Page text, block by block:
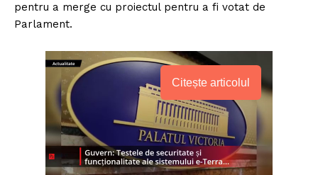
pentru a merge cu proiectul pentru a fi votat de
Parlament.
Citește articolul